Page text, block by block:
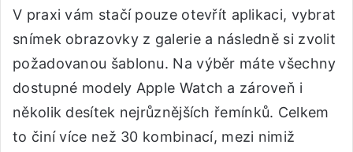
V praxi vám stačí pouze otevřít aplikaci, vybrat
snímek obrazovky z galerie a následně si zvolit
požadovanou šablonu. Na výběr máte všechny
dostupné modely Apple Watch a zároveň i
několik desítek nejrůznějších řemínků. Celkem
to činí více než 30 kombinací, mezi nimiž